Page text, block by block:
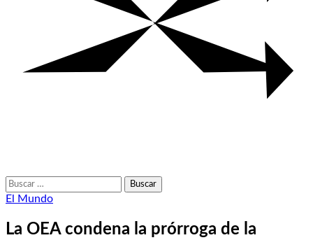
Buscar:
El Mundo
La OEA condena la prórroga de la